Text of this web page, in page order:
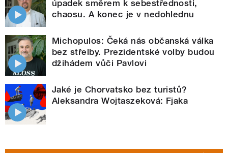
úpadek směrem k sebestřednosti,
chaosu. A konec je v nedohlednu
Michopulos: Čeká nás občanská válka
bez střelby. Prezidentské volby budou
džihádem vůči Pavlovi
Jaké je Chorvatsko bez turistů?
Aleksandra Wojtaszeková: Fjaka